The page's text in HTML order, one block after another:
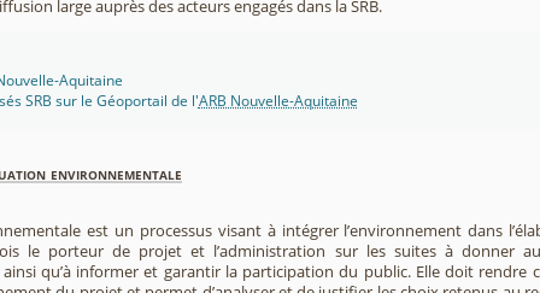
large auprès des acteurs engagés dans la SRB.
Aquitaine
SRB sur le Géoportail de l'ARB Nouvelle-Aquitaine
environnementale
est un processus visant à intégrer l’environnement dans
le porteur de projet et l’administration sur les suites à donner
qu’à informer et garantir la participation du public. Elle doit rendre